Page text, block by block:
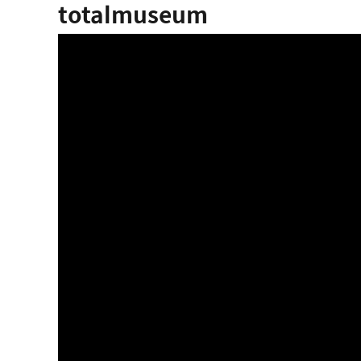
totalmuseum